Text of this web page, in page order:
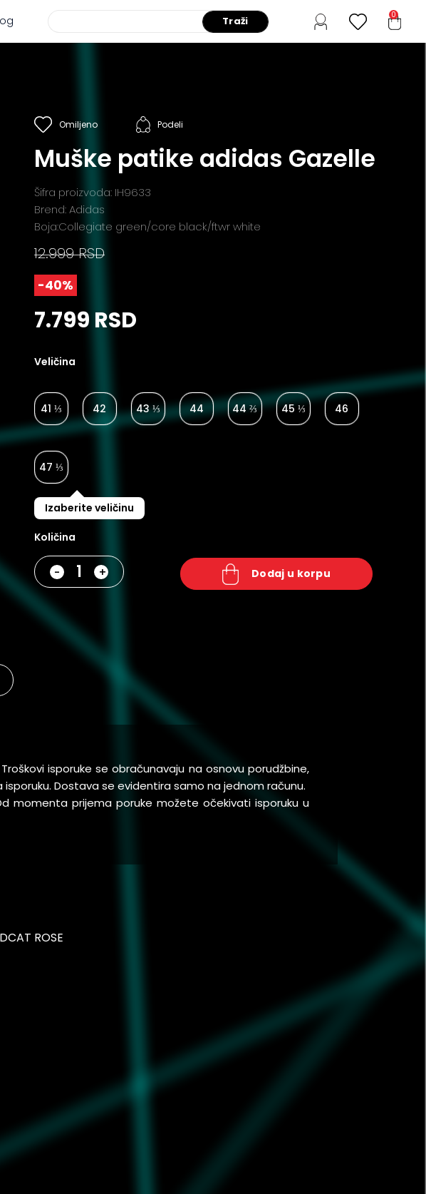
Traži 0
Omiljeno Podeli
Muške patike adidas Gazelle
Šifra proizvoda: IH9633
Brend: Adidas
Boja:Collegiate green/core black/ftwr white
12.999 RSD
-40%
7.799 RSD
Veličina
41 ⅓ 42 43 ⅓ 44 44 ⅔ 45 ⅓ 46
47 ⅓
Izaberite veličinu
Količina
- + dodaj u korpu
isporuke se obračunavaju na osnovu porudžbine,
Dostava se evidentira samo na jednom računu.
momenta prijema poruke možete očekivati isporuku u